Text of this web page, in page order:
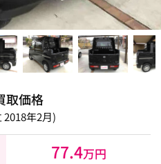
取価格
2018年2月)
77.4万円